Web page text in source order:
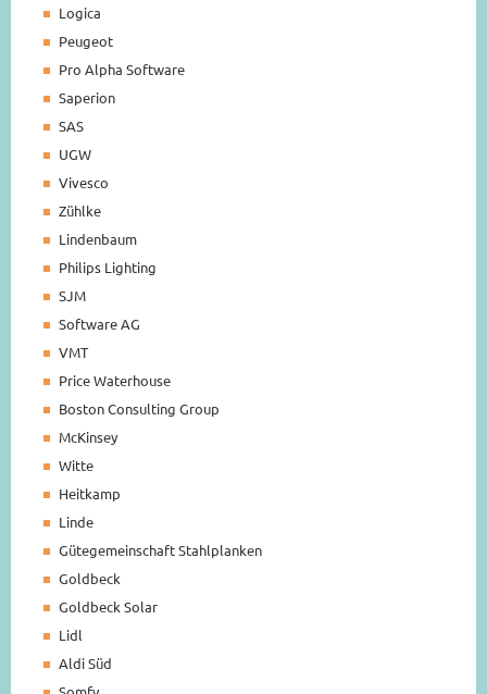
Logica
Peugeot
Pro Alpha Software
Saperion
SAS
UGW
Vivesco
Zühlke
Lindenbaum
Philips Lighting
SJM
Software AG
VMT
Price Waterhouse
Boston Consulting Group
McKinsey
Witte
Heitkamp
Linde
Gütegemeinschaft Stahlplanken
Goldbeck
Goldbeck Solar
Lidl
Aldi Süd